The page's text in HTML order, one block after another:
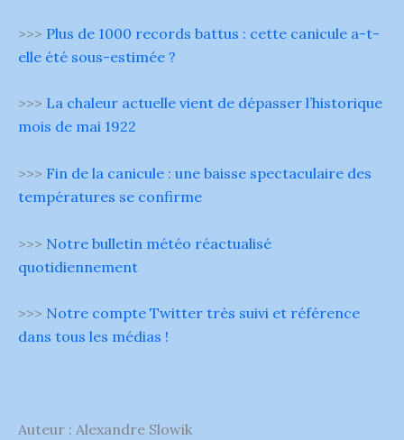
>>> Plus de 1000 records battus : cette canicule a-t-
elle été sous-estimée ?
>>> La chaleur actuelle vient de dépasser l’historique
mois de mai 1922
>>> Fin de la canicule : une baisse spectaculaire des
températures se confirme
>>> Notre bulletin météo réactualisé
quotidiennement
>>> Notre compte Twitter très suivi et référence
dans tous les médias !
Auteur : Alexandre Slowik